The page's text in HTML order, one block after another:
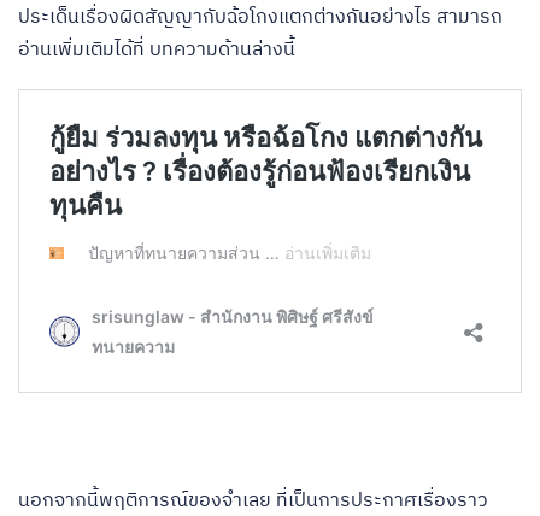
ประเด็นเรื่องผิดสัญญากับฉ้อโกงแตกต่างกันอย่างไร สามารถ
อ่านเพิ่มเติมได้ที่ บทความด้านล่างนี้
นอกจากนี้พฤติการณ์ของจำเลย ที่เป็นการประกาศเรื่องราว